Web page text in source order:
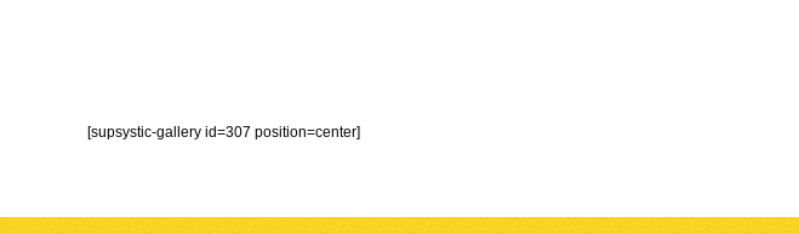
[supsystic-gallery id=307 position=center]